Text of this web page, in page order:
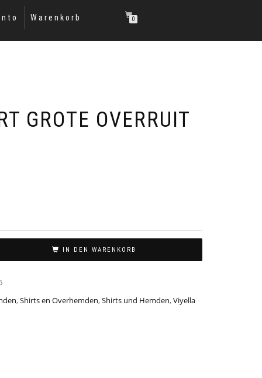
Warenkorb 0
GROTE OVERRUIT
IN DEN WARENKORB
,Shirts en Overhemden,Shirts und Hemden,Viyella